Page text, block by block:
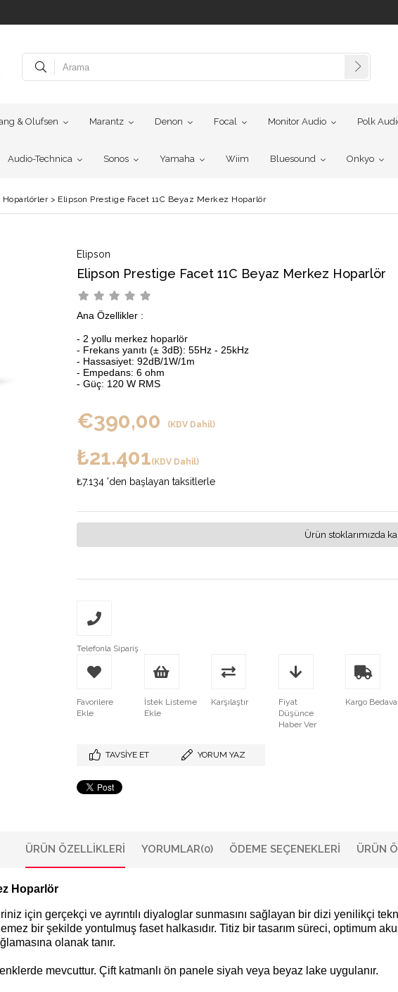
& Olufsen Marantz Denon Focal Monitor Audio Polk
Audio-Technica Sonos Yamaha Wiim Bluesound Onkyo
Hoparlörler> Elipson Prestige Facet 11C Beyaz Merkez Hoparlör
Elipson
Elipson Prestige Facet 11C Beyaz Merkez Hoparlör
Ana Özellikler :
- 2 yollu merkez hoparlör
- Frekans yanıtı (± 3dB): 55Hz - 25kHz
- Hassasiyet: 92dB/1W/1m
- Empedans: 6 ohm
- Güç: 120 W RMS
€390,00 (KDV Dahil)
₺21.401(KDV Dahil)
₺7.134 'den başlayan taksitlerle
Ürün stoklarımızda
Telefonla Sipariş
Favorilere
Ekle
İstek Listeme
Ekle
Karşılaştır
Fiyat
Düşünce
Haber Ver
Kargo Bedava
TAVSIYE ET YORUM YAZ
ÜRÜN ÖZELLIKLERI YORUMLAR(0) ÖDEME SEÇENEKLERI ÜRÜN
Hoparlör
için gerçekçi ve ayrıntılı diyaloglar sunmasını sağlayan bir dizi yenilikçi
bir şekilde yontulmuş faset halkasıdır. Titiz bir tasarım süreci, optimum
olanak tanır.
mevcuttur. Çift katmanlı ön panele siyah veya beyaz lake uygulanır.